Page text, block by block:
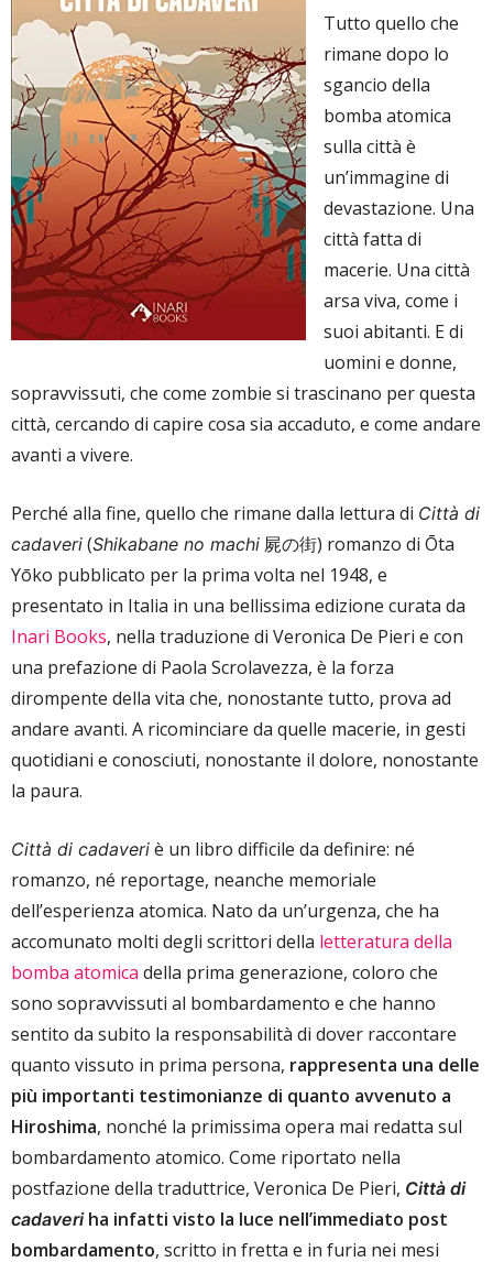
Tutto quello che
rimane dopo lo
sgancio della
bomba atomica
sulla città è
un’immagine di
devastazione. Una
città fatta di
macerie. Una città
arsa viva, come i
suoi abitanti. E di
uomini e donne,
sopravvissuti, che come zombie si trascinano per questa
città, cercando di capire cosa sia accaduto, e come andare
avanti a vivere.
Perché alla fine, quello che rimane dalla lettura di Città di
cadaveri (Shikabane no machi 屍の街) romanzo di Ōta
Yōko pubblicato per la prima volta nel 1948, e
presentato in Italia in una bellissima edizione curata da
Inari Books, nella traduzione di Veronica De Pieri e con
una prefazione di Paola Scrolavezza, è la forza
dirompente della vita che, nonostante tutto, prova ad
andare avanti. A ricominciare da quelle macerie, in gesti
quotidiani e conosciuti, nonostante il dolore, nonostante
la paura.
Città di cadaveri è un libro difficile da definire: né
romanzo, né reportage, neanche memoriale
dell’esperienza atomica. Nato da un’urgenza, che ha
accomunato molti degli scrittori della letteratura della
bomba atomica della prima generazione, coloro che
sono sopravvissuti al bombardamento e che hanno
sentito da subito la responsabilità di dover raccontare
quanto vissuto in prima persona, rappresenta una delle
più importanti testimonianze di quanto avvenuto a
Hiroshima, nonché la primissima opera mai redatta sul
bombardamento atomico. Come riportato nella
postfazione della traduttrice, Veronica De Pieri, Città di
cadaveriha infatti visto la luce nell’immediato post
bombardamento, scritto in fretta e in furia nei mesi